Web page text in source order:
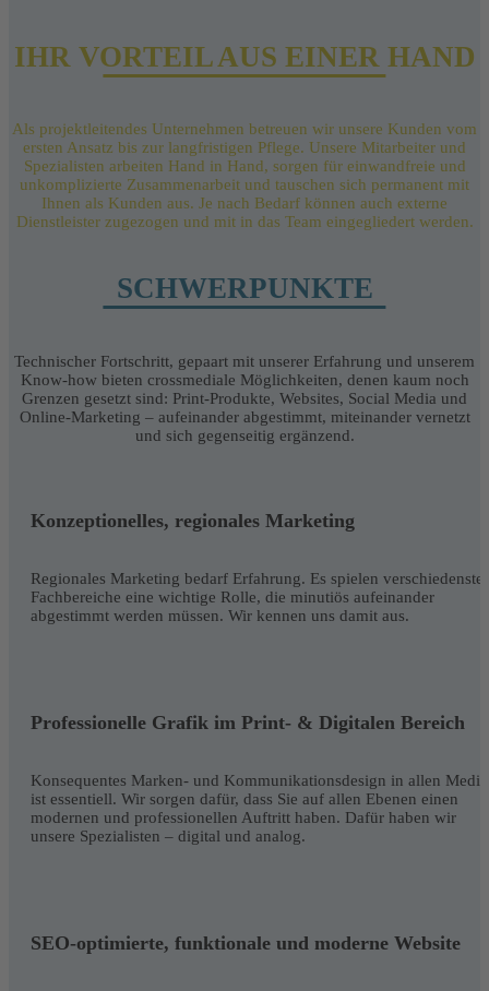
IHR VORTEIL AUS EINER HAND
Als projektleitendes Unternehmen betreuen wir unsere Kunden vom
ersten Ansatz bis zur langfristigen Pflege. Unsere Mitarbeiter und
Spezialisten arbeiten Hand in Hand, sorgen für einwandfreie und
unkomplizierte Zusammenarbeit und tauschen sich permanent mit
Ihnen als Kunden aus. Je nach Bedarf können auch externe
Dienstleister zugezogen und mit in das Team eingegliedert werden.
SCHWERPUNKTE
Technischer Fortschritt, gepaart mit unserer Erfahrung und unserem
Know-how bieten crossmediale Möglichkeiten, denen kaum noch
Grenzen gesetzt sind: Print-Produkte, Websites, Social Media und
Online-Marketing – aufeinander abgestimmt, miteinander vernetzt
und sich gegenseitig ergänzend.
Konzeptionelles, regionales Marketing
Regionales Marketing bedarf Erfahrung. Es spielen verschiedenste
Fachbereiche eine wichtige Rolle, die minutiös aufeinander
abgestimmt werden müssen. Wir kennen uns damit aus.
Professionelle Grafik im Print- & Digitalen Bereich
Konsequentes Marken- und Kommunikationsdesign in allen
ist essentiell. Wir sorgen dafür, dass Sie auf allen Ebenen einen
modernen und professionellen Auftritt haben. Dafür haben wir
unsere Spezialisten – digital und analog.
SEO-optimierte, funktionale und moderne Website